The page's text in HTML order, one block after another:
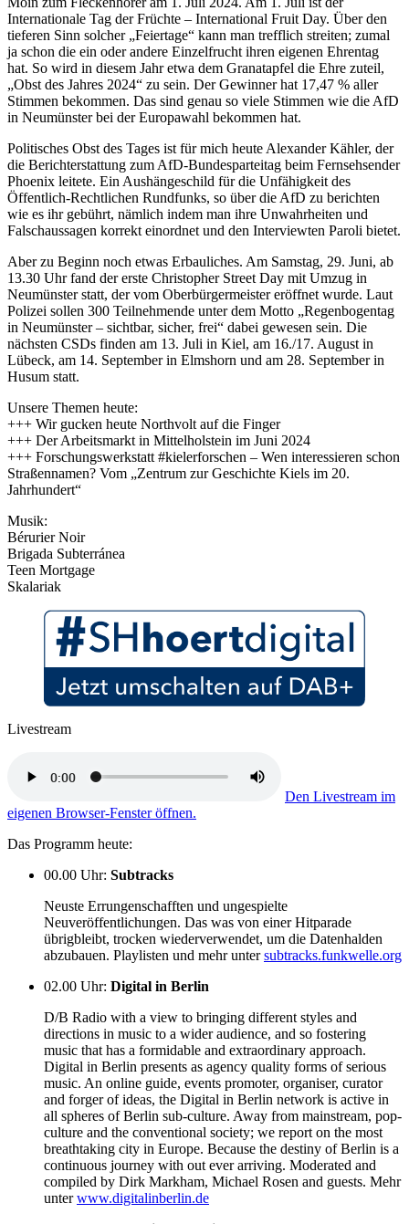
Internationale Tag der Früchte – International Fruit Day. Über den
tieferen Sinn solcher „Feiertage“ kann man trefflich streiten; zumal
ja schon die ein oder andere Einzelfrucht ihren eigenen Ehrentag
hat. So wird in diesem Jahr etwa dem Granatapfel die Ehre zuteil,
„Obst des Jahres 2024“ zu sein. Der Gewinner hat 17,47 % aller
Stimmen bekommen. Das sind genau so viele Stimmen wie die AfD
in Neumünster bei der Europawahl bekommen hat.
Politisches Obst des Tages ist für mich heute Alexander Kähler, der
die Berichterstattung zum AfD-Bundesparteitag beim Fernsehsender
Phoenix leitete. Ein Aushängeschild für die Unfähigkeit des
Öffentlich-Rechtlichen Rundfunks, so über die AfD zu berichten
wie es ihr gebührt, nämlich indem man ihre Unwahrheiten und
Falschaussagen korrekt einordnet und den Interviewten Paroli bietet.
Aber zu Beginn noch etwas Erbauliches. Am Samstag, 29. Juni, ab
13.30 Uhr fand der erste Christopher Street Day mit Umzug in
Neumünster statt, der vom Oberbürgermeister eröffnet wurde. Laut
Polizei sollen 300 Teilnehmende unter dem Motto „Regenbogentag
in Neumünster – sichtbar, sicher, frei“ dabei gewesen sein. Die
nächsten CSDs finden am 13. Juli in Kiel, am 16./17. August in
Lübeck, am 14. September in Elmshorn und am 28. September in
Husum statt.
Unsere Themen heute:
+++ Wir gucken heute Northvolt auf die Finger
+++ Der Arbeitsmarkt in Mittelholstein im Juni 2024
+++ Forschungswerkstatt #kielerforschen – Wen interessieren schon
Straßennamen? Vom „Zentrum zur Geschichte Kiels im 20.
Jahrhundert“
Musik:
Bérurier Noir
Brigada Subterr​á​nea
Teen Mortgage
Skalariak
Livestream
Den Livestream im
eigenen Browser-Fenster öffnen.
Das Programm heute:
00.00 Uhr: Subtracks
Neuste Errungenschafften und ungespielte
Neuveröffentlichungen. Das was von einer Hitparade
übrigbleibt, trocken wiederverwendet, um die Datenhalden
abzubauen. Playlisten und mehr untersubtracks.funkwelle.org
02.00 Uhr: Digital in Berlin
D/B Radio with a view to bringing different styles and
directions in music to a wider audience, and so fostering
music that has a formidable and extraordinary approach.
Digital in Berlin presents as agency quality forms of serious
music. An online guide, events promoter, organiser, curator
and forger of ideas, the Digital in Berlin network is active in
all spheres of Berlin sub-culture. Away from mainstream, pop-
culture and the conventional society; we report on the most
breathtaking city in Europe. Because the destiny of Berlin is a
continuous journey with out ever arriving. Moderated and
compiled by Dirk Markham, Michael Rosen and guests. Mehr
unterwww.digitalinberlin.de